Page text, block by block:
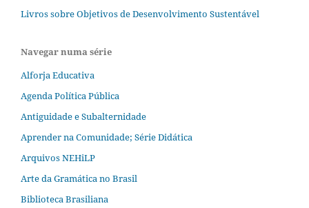
Livros sobre Objetivos de Desenvolvimento Sustentável
Navegar numa série
Alforja Educativa
Agenda Política Pública
Antiguidade e Subalternidade
Aprender na Comunidade; Série Didática
Arquivos NEHiLP
Arte da Gramática no Brasil
Biblioteca Brasiliana